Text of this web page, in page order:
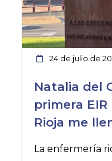
24 de julio de
Natalia del
primera
Rioja me
La enfermería